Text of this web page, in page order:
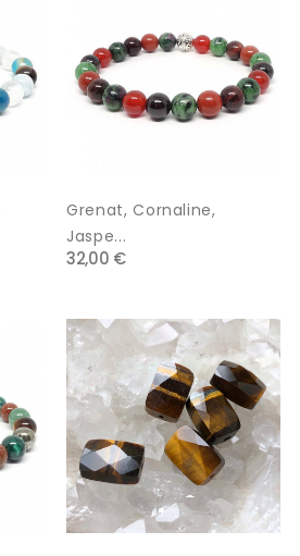
Grenat, Cornaline,
Jaspe...
32,00 €